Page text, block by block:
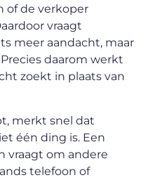
of de verkoper
vraagt
meer aandacht, maar
daarom werkt
zoekt in plaats van
merkt snel dat
één ding is. Een
vraagt om andere
telefoon of